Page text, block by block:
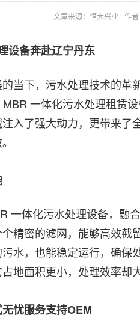
文章来源：恒大兴业 作
设备奔赴辽宁丹东
当下，污水处理技术的
一体化污水处理租赁
入了强大动力，更带来
一体化污水处理设备，融
精密的滤网，能够高效
水，也能稳定运行，确
地面积更小，处理效率却
忧服务支持OEM